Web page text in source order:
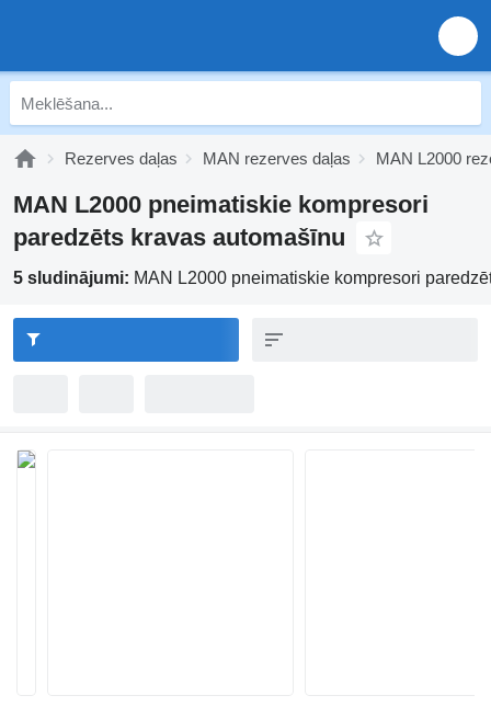
Rezerves daļas MAN rezerves daļas MAN L2000
MAN L2000 pneimatiskie kompresori
paredzēts kravas automašīnu
5 sludinājumi: MAN L2000 pneimatiskie kompresori